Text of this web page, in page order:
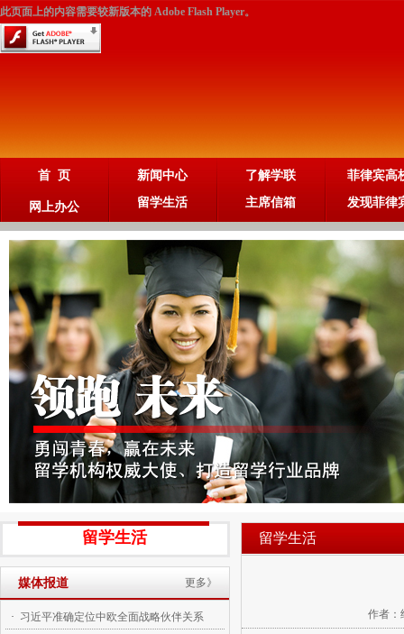
此页面上的内容需要较新版本的 Adobe Flash Player。
首 页
网上办公
新闻中心
留学生活
了解学联
主席信箱
菲律宾高
发现菲律
留学生活
媒体报道 更多》
· 习近平准确定位中欧全面战略伙伴关系
留学生活
作者